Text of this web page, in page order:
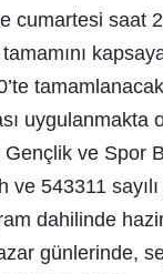
cumartesi saat
uygulanmakta
ve Spor
543311 sayılı
dahilinde
günlerinde,